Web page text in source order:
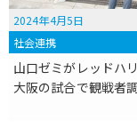
2024年4月5日
社会連携
山口ゼミがレッドハ
大阪の試合で観戦者